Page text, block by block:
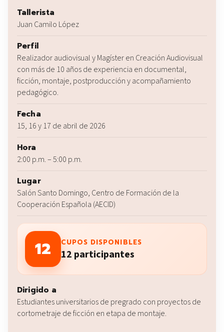
Tallerista
Juan Camilo López
Perfil
Realizador audiovisual y Magíster en Creación Audiovisual
con más de 10 años de experiencia en documental,
ficción, montaje, postproducción y acompañamiento
pedagógico.
Fecha
15, 16 y 17 de abril de 2026
Hora
2:00 p.m. – 5:00 p.m.
Lugar
Salón Santo Domingo, Centro de Formación de la
Cooperación Española (AECID)
12 CUPOS DISPONIBLES
12 participantes
Dirigido a
Estudiantes universitarios de pregrado con proyectos de
cortometraje de ficción en etapa de montaje.